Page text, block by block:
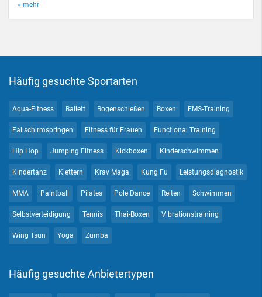
» mehr
Häufig gesuchte Sportarten
Aqua-Fitness Ballett Bogenschießen Boxen EMS-Training
Fallschirmspringen Fitness für Frauen Functional Training
Hip Hop Jumping Fitness Kickboxen Kinderschwimmen
Kindertanz Klettern Krav Maga Kung Fu Leistungsdiagnostik
MMA Paintball Pilates Pole Dance Reiten Schwimmen
Selbstverteidigung Tennis Thai-Boxen Vibrationstraining
Wing Tsun Yoga Zumba
Häufig gesuchte Anbietertypen